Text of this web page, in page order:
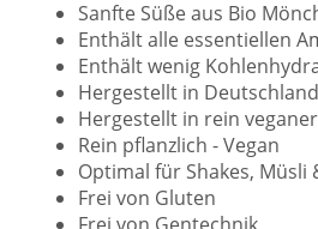
Sanfte Süße aus Bio
Enthält alle essentiellen
Enthält wenig
Hergestellt in Deutschland
Hergestellt in rein
Rein pflanzlich - Vegan
Optimal für Shakes, Müsli
Frei von Gluten